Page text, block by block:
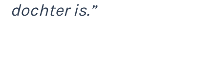
dochter is.”